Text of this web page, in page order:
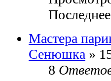
Мастера
Сенюшка »
8